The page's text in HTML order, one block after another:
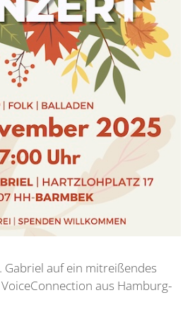
Gabriel auf ein mitreißendes
aus Hamburg-